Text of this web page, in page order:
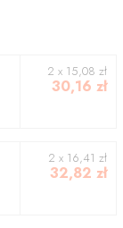
2 x 15,08 zł
30,16 zł
2 x 16,41 zł
32,82 zł